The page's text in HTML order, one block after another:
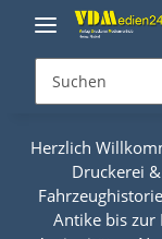
Herzlich
Druckerei
Antike bis zur